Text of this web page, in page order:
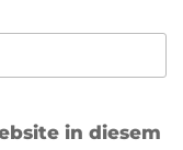
in diesem